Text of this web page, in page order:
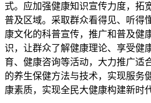
式。应加强健康知识宣传力度，拓
普及区域。采取群众看得见、听得
康文化的科普宣传，推广和普及健
识，让群众了解健康理论、享受健
育、健康咨询等活动，大力推广适
的养生保健方法与技术，实现服务
康素质，实现全民大健康构建新时